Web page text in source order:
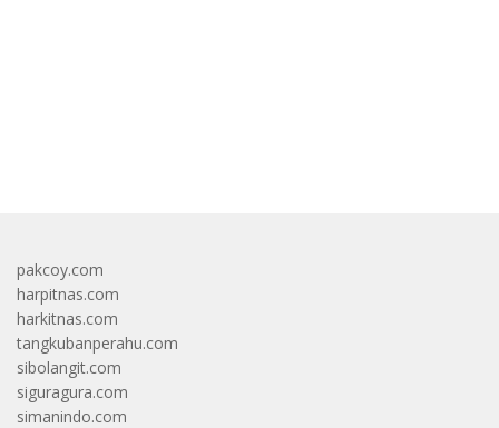
pakcoy.com
harpitnas.com
harkitnas.com
tangkubanperahu.com
sibolangit.com
siguragura.com
simanindo.com